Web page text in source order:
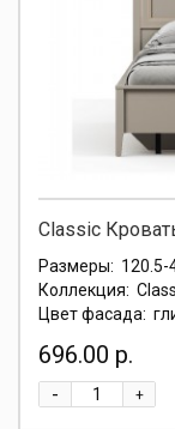
Classic
Размеры:
Коллекция:
Цвет фасада:
696.00 р.
+
-